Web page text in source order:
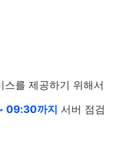
를 제공하기 위해서
09:30까지 서버 점검